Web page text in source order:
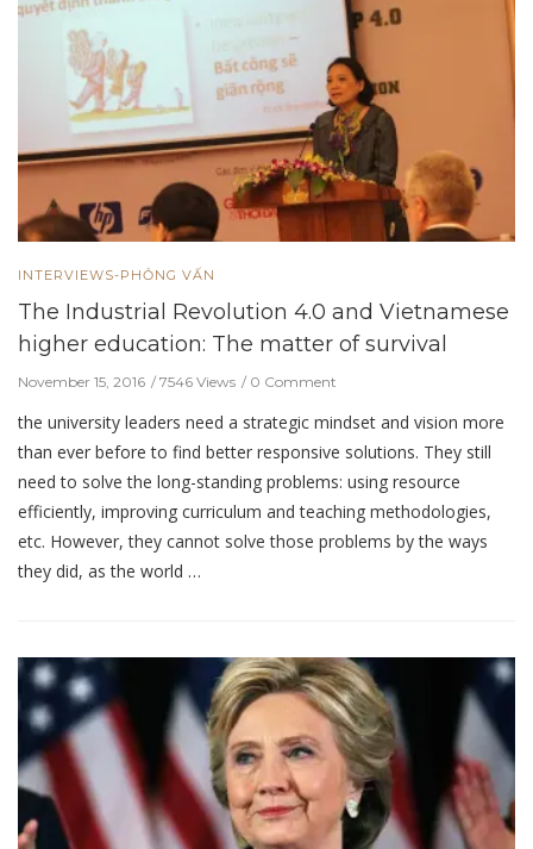
INTERVIEWS-PHỎNG VẤN
The Industrial Revolution 4.0 and Vietnamese
higher education: The matter of survival
November 15, 2016 7546 Views 0 Comment
the university leaders need a strategic mindset and vision more
than ever before to find better responsive solutions. They still
need to solve the long-standing problems: using resource
efficiently, improving curriculum and teaching methodologies,
etc. However, they cannot solve those problems by the ways
they did, as the world …